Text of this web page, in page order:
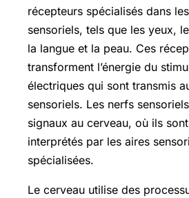
récepteurs spécialisés dans
sensoriels, tels que les yeux,
la langue et la peau. Ces
transforment l’énergie du
électriques qui sont transmis
sensoriels. Les nerfs
signaux au cerveau, où ils
interprétés par les aires
spécialisées.
Le cerveau utilise des